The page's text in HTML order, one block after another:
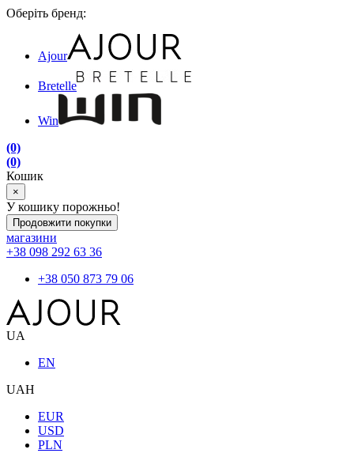
Оберіть бренд:
Ajour
Bretelle
Win
(0)
(0)
Кошик
×
У кошику порожньо!
Продовжити покупки
магазини
+38 098 292 63 36
+38 050 873 79 06
UA
EN
UAH
EUR
USD
PLN